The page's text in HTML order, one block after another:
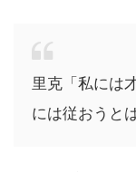
里克「私には
には従おうと